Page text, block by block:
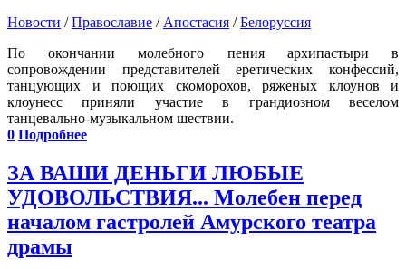
Новости /Православие / Апостасия /Белоруссия
По окончании молебного пения архипастыри в
сопровождении представителей еретических конфессий,
танцующих и поющих скоморохов, ряженых клоунов и
клоунесс приняли участие в грандиозном веселом
танцевально-музыкальном шествии.
0 Подробнее
ЗА ВАШИ ДЕНЬГИ ЛЮБЫЕ
УДОВОЛЬСТВИЯ... Молебен перед
началом гастролей Амурского театра
драмы